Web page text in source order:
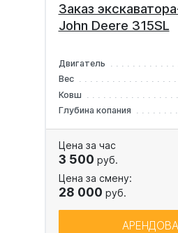
Заказ
John Deere 315SL
Двигатель
Вес
Ковш
Глубина копания
Цена за час
3 500 руб.
Цена за смену:
28 000 руб.